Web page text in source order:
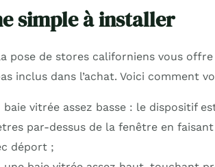
simple à installer
pose de stores californiens vous
inclus dans l’achat. Voici comment
baie vitrée assez basse : le dispositif
par-dessus de la fenêtre en
déport ;